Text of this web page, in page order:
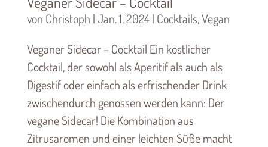
von Christoph |Jan. 1, 2024| Cocktails,Vegan
Veganer Sidecar – Cocktail Ein köstlicher
Cocktail, der sowohl als Aperitif als auch als
Digestif oder einfach als erfrischender Drink
zwischendurch genossen werden kann: Der
vegane Sidecar! Die Kombination aus
Zitrusaromen und einer leichten Süße macht